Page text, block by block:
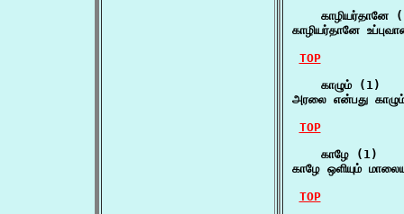
காழியர்தானே
காழியர்தானே
TOP
    காழும் (1)
அரலை என்பது
TOP
    காழே (1)
காழே ஒளியும்
TOP